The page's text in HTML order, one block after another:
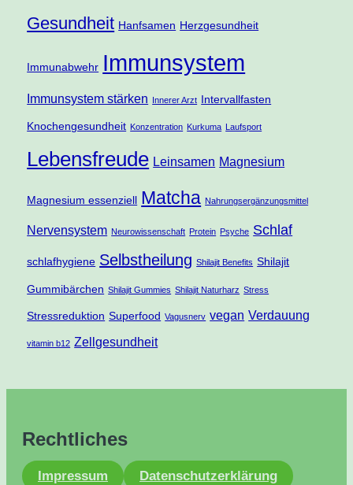
Gesundheit Hanfsamen Herzgesundheit
Immunabwehr Immunsystem
Immunsystem stärken Innerer Arzt Intervallfasten
Knochengesundheit Konzentration Kurkuma Laufsport
Lebensfreude Leinsamen Magnesium
Magnesium essenziell Matcha Nahrungsergänzungsmittel
Nervensystem Neurowissenschaft Protein Psyche Schlaf
schlafhygiene Selbstheilung Shilajit Benefits Shilajit
Gummibärchen Shilajit Gummies Shilajit Naturharz Stress
Stressreduktion Superfood Vagusnerv vegan Verdauung
vitamin b12 Zellgesundheit
Rechtliches
Impressum Datenschutzerklärung